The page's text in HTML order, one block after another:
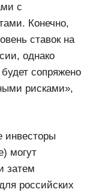
с
Конечно,
ставок на
однако
сопряжено
рисками»,
инвесторы
могут
затем
российских